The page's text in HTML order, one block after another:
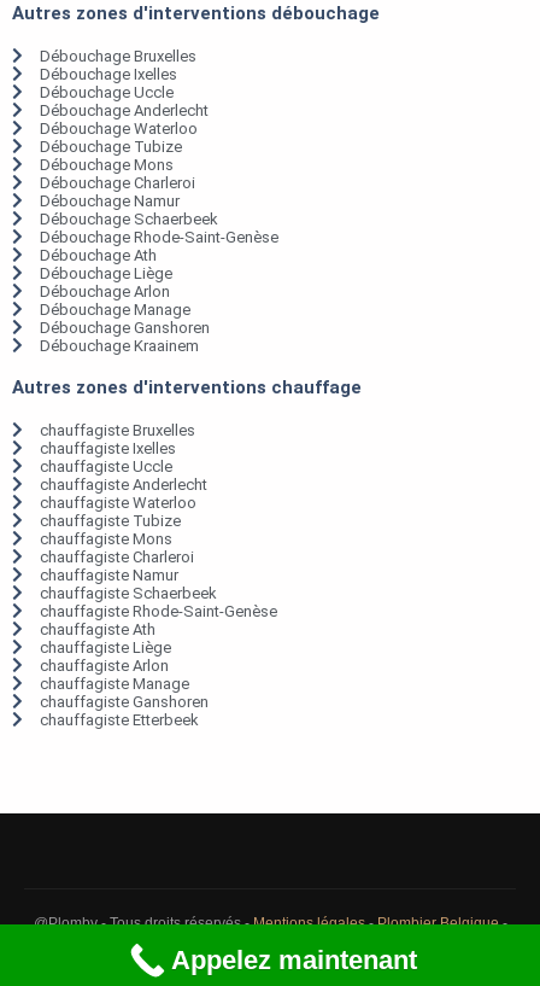
Autres zones d'interventions débouchage
Débouchage Bruxelles
Débouchage Ixelles
Débouchage Uccle
Débouchage Anderlecht
Débouchage Waterloo
Débouchage Tubize
Débouchage Mons
Débouchage Charleroi
Débouchage Namur
Débouchage Schaerbeek
Débouchage Rhode-Saint-Genèse
Débouchage Ath
Débouchage Liège
Débouchage Arlon
Débouchage Manage
Débouchage Ganshoren
Débouchage Kraainem
Autres zones d'interventions chauffage
chauffagiste Bruxelles
chauffagiste Ixelles
chauffagiste Uccle
chauffagiste Anderlecht
chauffagiste Waterloo
chauffagiste Tubize
chauffagiste Mons
chauffagiste Charleroi
chauffagiste Namur
chauffagiste Schaerbeek
chauffagiste Rhode-Saint-Genèse
chauffagiste Ath
chauffagiste Liège
chauffagiste Arlon
chauffagiste Manage
chauffagiste Ganshoren
chauffagiste Etterbeek
@Plomby - Tous droits réservés -Mentions légales-Plombier Belgique-
Débouchage Belgique
Appelez maintenant